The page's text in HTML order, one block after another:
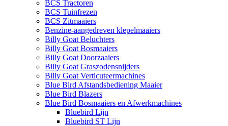
BCS Tractoren
BCS Tuinfrezen
BCS Zitmaaiers
Benzine-aangedreven klepelmaaiers
Billy Goat Beluchters
Billy Goat Bosmaaiers
Billy Goat Doorzaaiers
Billy Goat Graszodensnijders
Billy Goat Verticuteermachines
Blue Bird Afstandsbediening Maaier
Blue Bird Blazers
Blue Bird Bosmaaiers en Afwerkmachines
Bluebird Lijn
Bluebird ST Lijn